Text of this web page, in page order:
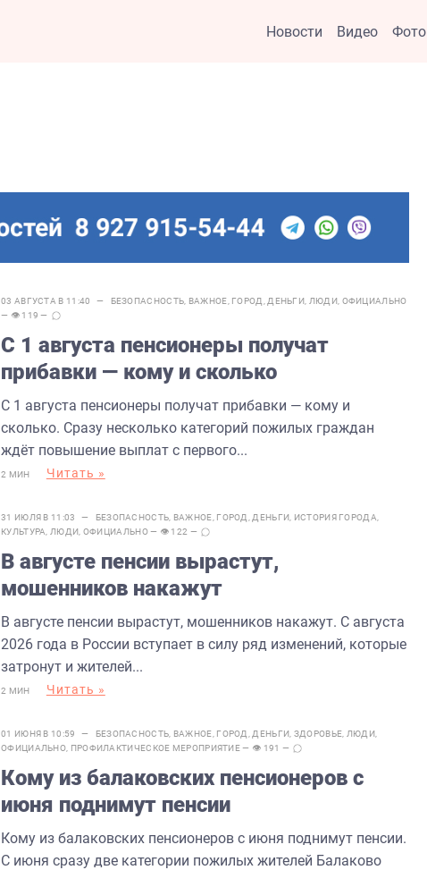
Новости Видео Фото
03 АВГУСТА В 11:40 — БЕЗОПАСНОСТЬ ВАЖНОЕ ГОРОД ДЕНЬГИ ЛЮДИ, ОФИЦИАЛЬНО
— 👁 119 —
С 1 августа пенсионеры получат
прибавки — кому и сколько
С 1 августа пенсионеры получат прибавки — кому и
сколько. Сразу несколько категорий пожилых граждан
ждёт повышение выплат с первого...
2 МИН Читать »
31 ИЮЛЯ В 11:03 — БЕЗОПАСНОСТЬ ВАЖНОЕ ГОРОД ДЕНЬГИ ИСТОРИЯ ГОРОДА
КУЛЬТУРА
ЛЮДИ ОФИЦИАЛЬНО— 👁 122 —
В августе пенсии вырастут,
мошенников накажут
В августе пенсии вырастут, мошенников накажут. С августа
2026 года в России вступает в силу ряд изменений, которые
затронут и жителей...
2 МИН Читать »
01 ИЮНЯ В 10:59 — БЕЗОПАСНОСТЬ ВАЖНОЕ ГОРОД ДЕНЬГИ ЗДОРОВЬЕ ЛЮДИ
ОФИЦИАЛЬНО ПРОФИЛАКТИЧЕСКОЕ МЕРОПРИЯТИЕ— 👁 191 —
Кому из балаковских пенсионеров с
июня поднимут пенсии
Кому из балаковских пенсионеров с июня поднимут пенсии.
С июня сразу две категории пожилых жителей Балаково